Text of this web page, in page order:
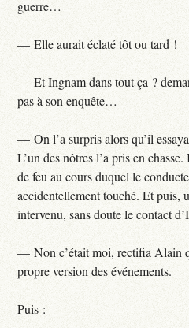
guerre…
— Elle aurait éclaté tôt ou tard !
— Et Ingnam dans tout ça ?
pas à son enquête…
— On l’a surpris alors qu’il
L’un des nôtres l’a pris en
de feu au cours duquel le
accidentellement touché. Et puis,
intervenu, sans doute le contact
— Non c’était moi, rectifia Alain
propre version des événements.
Puis :